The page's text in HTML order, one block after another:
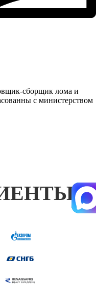
сборщик лома и
с министерством